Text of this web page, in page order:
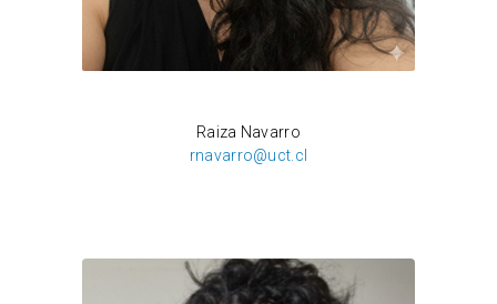
Raiza Navarro
rnavarro@uct.cl